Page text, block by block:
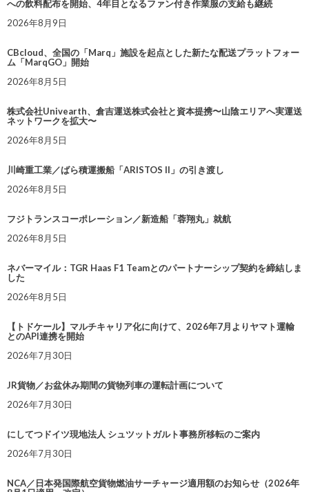
への飲料配布を開始、4年目となるファン付き作業服の支給も継続
2026年8月9日
CBcloud、全国の「Marq」施設を起点とした新たな配送プラットフォー
ム「MarqGO」開始
2026年8月5日
株式会社Univearth、倉吉運送株式会社と資本提携〜山陰エリアへ実運送
ネットワークを拡大〜
2026年8月5日
川崎重工業／ばら積運搬船「ARISTOS II」の引き渡し
2026年8月5日
フジトランスコーポレーション／新造船「蓉翔丸」就航
2026年8月5日
ネバーマイル：TGR Haas F1 Teamとのパートナーシップ契約を締結しま
した
2026年8月5日
【トドケール】マルチキャリア化に向けて、2026年7月よりヤマト運輸
とのAPI連携を開始
2026年7月30日
JR貨物／お盆休み期間の貨物列車の運転計画について
2026年7月30日
にしてつドイツ現地法人 シュツットガルト事務所移転のご案内
2026年7月30日
NCA／日本発国際航空貨物燃油サーチャージ適用額のお知らせ（2026年